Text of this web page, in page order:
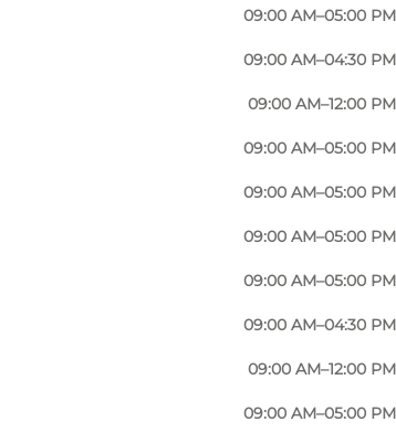
09:00 AM–05:00 PM
09:00 AM–04:30 PM
09:00 AM–12:00 PM
09:00 AM–05:00 PM
09:00 AM–05:00 PM
09:00 AM–05:00 PM
09:00 AM–05:00 PM
09:00 AM–04:30 PM
09:00 AM–12:00 PM
09:00 AM–05:00 PM